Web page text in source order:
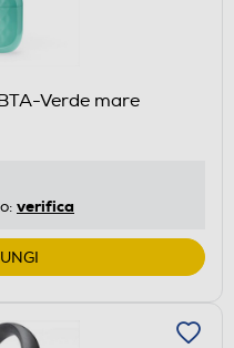
Verde mare
verifica